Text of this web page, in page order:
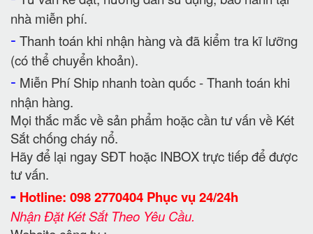
nhà miễn phí.
- Thanh toán khi nhận hàng và đã kiểm tra kĩ lưỡng
(có thể chuyển khoản).
- Miễn Phí Ship nhanh toàn quốc - Thanh toán khi
nhận hàng.
Mọi thắc mắc về sản phẩm hoặc cần tư vấn về Két
Sắt chống cháy nổ.
Hãy để lại ngay SĐT hoặc INBOX trực tiếp để được
tư vấn.
- Hotline: 098 2770404 Phục vụ 24/24h
Nhận Đặt Két Sắt Theo Yêu Cầu.